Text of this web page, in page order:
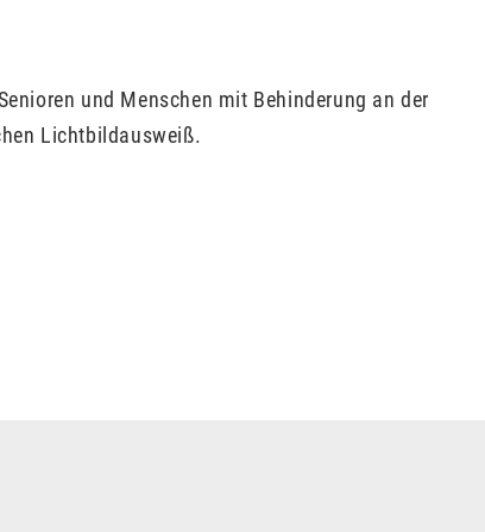
und Menschen mit Behinderung an der
Lichtbildausweiß.